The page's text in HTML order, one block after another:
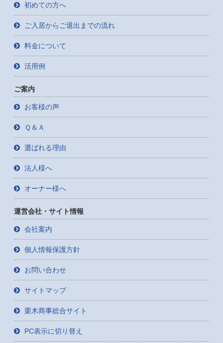
初めての方へ
ご入居からご退出までの流れ
料金について
活用例
ご案内
お客様の声
Ｑ＆Ａ
選ばれる理由
法人様へ
オーナー様へ
運営会社・サイト情報
会社案内
個人情報保護方針
お問い合わせ
サイトマップ
栗木商事総合サイト
PC表示に切り替え